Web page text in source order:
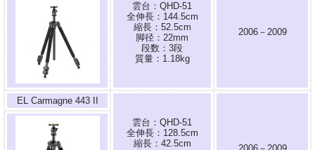
雲台：QHD-51
全伸長：144.5cm
縮長：52.5cm
脚径：22mm
段数：3段
質量：1.18kg
2006－2009
EL Carmagne 443 II
雲台：QHD-51
全伸長：128.5cm
縮長：42.5cm